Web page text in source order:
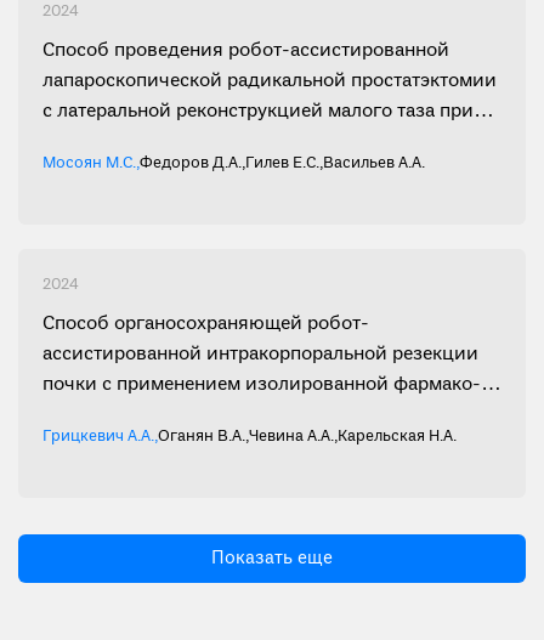
2024
Способ проведения робот-ассистированной
лапароскопической радикальной простатэктомии
с латеральной реконструкцией малого таза при
Мосоян М.С.,Федоров Д.А.,Гилев Е.С.,Васильев А.А.
2024
Способ органосохраняющей робот-
ассистированной интракорпоральной резекции
почки с применением изолированной фармако-
раствором
Грицкевич А.А.,Оганян В.А.,Чевина А.А.,Карельская Н.А.
Показать еще